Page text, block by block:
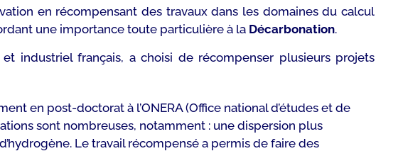
en récompensant des travaux dans les domaines du calcul
une importance toute particulière à la Décarbonation.
industriel français, a choisi de récompenser plusieurs projets
en post-doctorat à l’ONERA (Office national d’études et de
sont nombreuses, notamment : une dispersion plus
Le travail récompensé a permis de faire des